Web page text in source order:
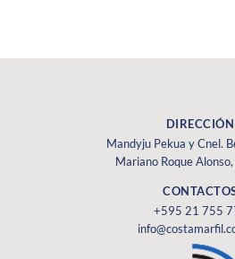
DIRECCIÓN
Mandyju Pekua y Cnel.
Mariano Roque
+595 21 755